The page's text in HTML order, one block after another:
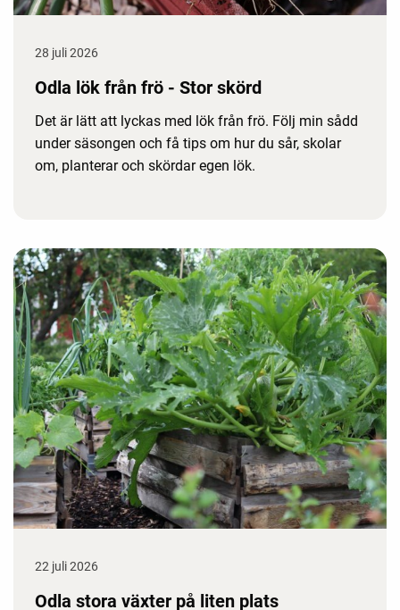
28 juli 2026
Odla lök från frö - Stor skörd
Det är lätt att lyckas med lök från frö. Följ min sådd
under säsongen och få tips om hur du sår, skolar
om, planterar och skördar egen lök.
22 juli 2026
Odla stora växter på liten plats